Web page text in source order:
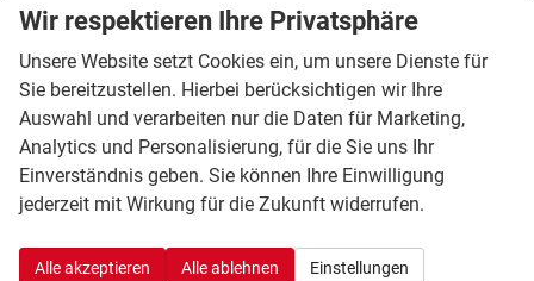
Verbrauch kombiniert:7,86 l/100km
CO -Klasse: G
CO2 -Emissionen: 178,50 g/km
Baic
Beijing X75
Wir respektieren Ihre Privatsphäre
Unsere Website setzt Cookies ein, um unsere Dienste für
Sie bereitzustellen. Hierbei berücksichtigen wir Ihre
Auswahl und verarbeiten nur die Daten für Marketing,
Analytics und Personalisierung, für die Sie uns Ihr
Einverständnis geben. Sie können Ihre Einwilligung
jederzeit mit Wirkung für die Zukunft widerrufen.
Alle akzeptieren Alle ablehnen Einstellungen